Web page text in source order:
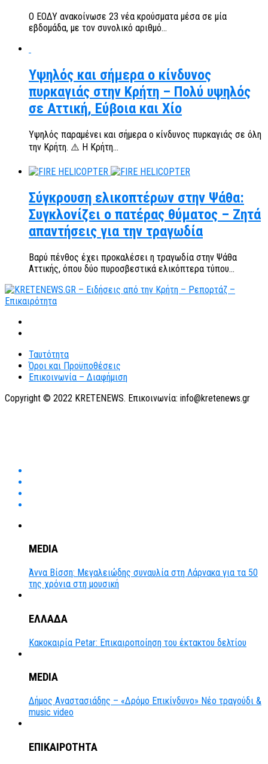
Ο ΕΟΔΥ ανακοίνωσε 23 νέα κρούσματα μέσα σε μία
εβδομάδα, με τον συνολικό αριθμό...
Υψηλός και σήμερα ο κίνδυνος
πυρκαγιάς στην Κρήτη – Πολύ υψηλός
σε Αττική, Εύβοια και Χίο
Υψηλός παραμένει και σήμερα ο κίνδυνος πυρκαγιάς σε όλη
την Κρήτη. ⚠️ Η Κρήτη...
Σύγκρουση ελικοπτέρων στην Ψάθα:
Συγκλονίζει ο πατέρας θύματος – Ζητά
απαντήσεις για την τραγωδία
Βαρύ πένθος έχει προκαλέσει η τραγωδία στην Ψάθα
Αττικής, όπου δύο πυροσβεστικά ελικόπτερα τύπου...
Ταυτότητα
Όροι και Προϋποθέσεις
Επικοινωνία – Διαφήμιση
Copyright © 2022 KRETENEWS. Επικοινωνία: info@kretenews.gr
MEDIA
Άννα Βίσση: Μεγαλειώδης συναυλία στη Λάρνακα για τα 50
της χρόνια στη μουσική
ΕΛΛΑΔΑ
Κακοκαιρία Petar: Επικαιροποίηση του έκτακτου δελτίου
MEDIA
Δήμος Αναστασιάδης – «Δρόμο Επικίνδυνο» Νέο τραγούδι &
music video
ΕΠΙΚΑΙΡΟΤΗΤΑ